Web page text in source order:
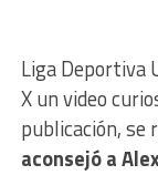
Liga Deportiva
X un video
publicación, se
aconsejó a